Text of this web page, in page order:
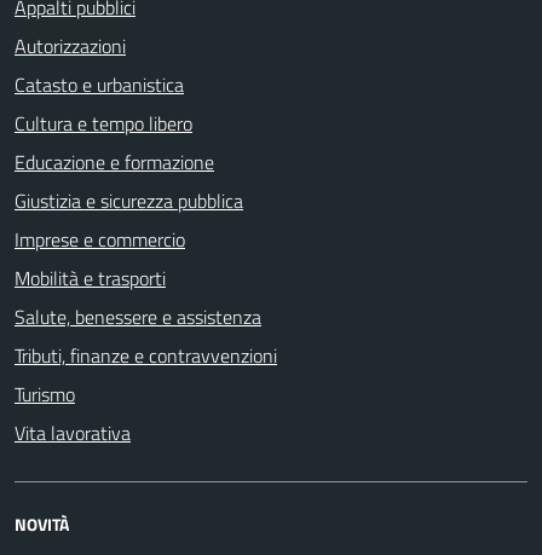
Appalti pubblici
Autorizzazioni
Catasto e urbanistica
Cultura e tempo libero
Educazione e formazione
Giustizia e sicurezza pubblica
Imprese e commercio
Mobilità e trasporti
Salute, benessere e assistenza
Tributi, finanze e contravvenzioni
Turismo
Vita lavorativa
NOVITÀ